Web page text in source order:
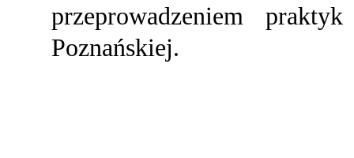
przeprowadzeniem
Poznańskiej.